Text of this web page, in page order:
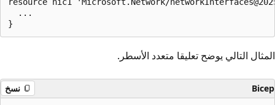
  ...
المثال التالي يوضح تعليقا متعدد الأسطر.
Bicep نسخ